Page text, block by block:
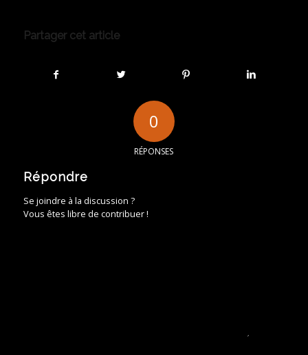
Partager cet article
0
RÉPONSES
Répondre
Se joindre à la discussion ?
Vous êtes libre de contribuer !